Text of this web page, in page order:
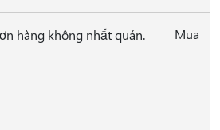
hàng không nhất quán. Mua